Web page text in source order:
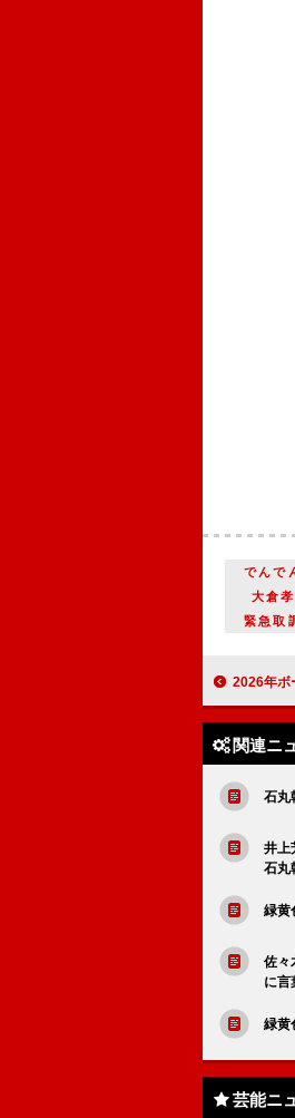
でんで
大倉
緊急取
2026年ボートレース新CM発表
関連ニ
石丸
井上
石丸
緑黄
佐々
に言
緑黄
芸能ニ